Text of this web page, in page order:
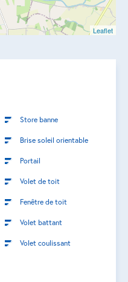
Leaflet
Store banne
Brise soleil orientable
Portail
Volet de toit
Fenêtre de toit
Volet battant
Volet coulissant